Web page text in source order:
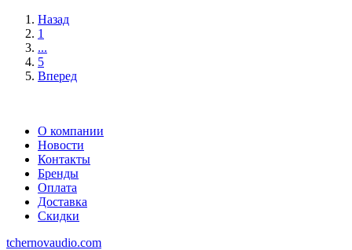
Назад
1
...
5
Вперед
О компании
Новости
Контакты
Бренды
Оплата
Доставка
Скидки
tchernovaudio.com